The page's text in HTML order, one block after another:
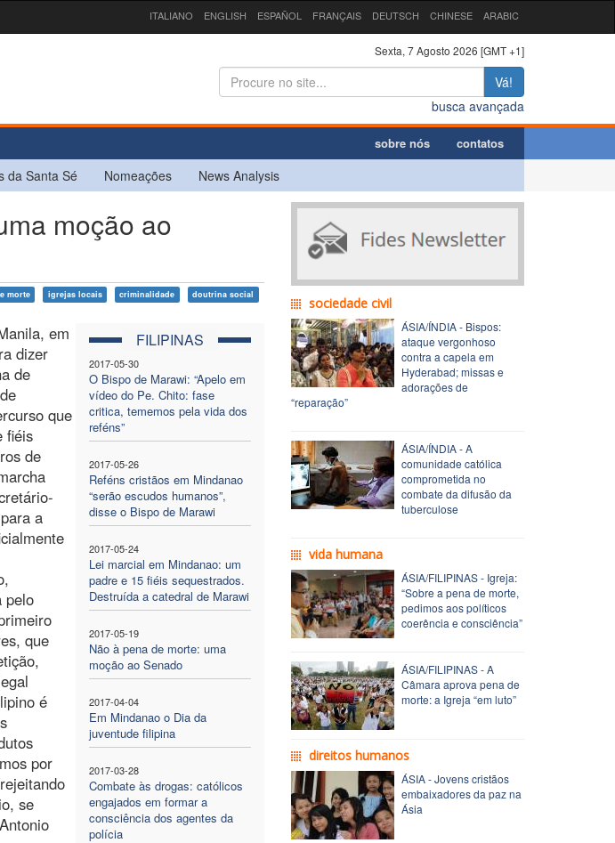
ITALIANO ENGLISH ESPAÑOL FRANÇAIS DEUTSCH CHINESE ARABIC
Sexta, 7 Agosto 2026 [GMT +1]
Vá!
busca avançada
sobre nós contatos
da Santa Sé Nomeações News Analysis
moção ao
morte igrejas locais criminalidade doutrina social
FILIPINAS
2017-05-30
O Bispo de Marawi: “Apelo em
vídeo do Pe. Chito: fase
critica, tememos pela vida dos
reféns”
2017-05-26
Reféns cristãos em Mindanao
“serão escudos humanos”,
disse o Bispo de Marawi
2017-05-24
Lei marcial em Mindanao: um
padre e 15 fiéis sequestrados.
Destruída a catedral de Marawi
2017-05-19
Não à pena de morte: uma
moção ao Senado
2017-04-04
Em Mindanao o Dia da
juventude filipina
2017-03-28
Combate às drogas: católicos
engajados em formar a
consciência dos agentes da
polícia
em
dizer
de
que
fiéis
de
a
pelo
que
é
por
se
sociedade civil
ÁSIA/ÍNDIA - Bispos:
ataque vergonhoso
contra a capela em
Hyderabad; missas e
adorações de
“reparação”
ÁSIA/ÍNDIA - A
comunidade católica
comprometida no
combate da difusão da
tuberculose
vida humana
ÁSIA/FILIPINAS - Igreja:
“Sobre a pena de morte,
pedimos aos políticos
coerência e consciência”
ÁSIA/FILIPINAS - A
Câmara aprova pena de
morte: a Igreja “em luto”
direitos humanos
ÁSIA - Jovens cristãos
embaixadores da paz na
Ásia